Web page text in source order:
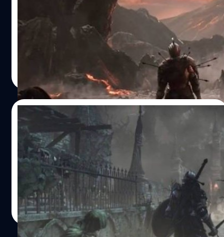
ด้วยการสั่งด้วยเสียงเท่านั้น
ใช้จอยธรรมดายังไม่จบ นี่สั่งด้วยเสียงทั้งเกมเล่นจบได้ !!
16/06/2015
เปิดตัวอย่างแรกเกมโหด Dark Souls 3 บน
PS4 XboxOne
เกมโหดมาแล้ว
วงศกร ปฐมชัยวัฒน์ | 4072 days ago
Read More